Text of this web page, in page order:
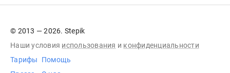
© 2013 — 2026. Stepik
Наши условия использования и конфиденциальности
Тарифы
Помощь